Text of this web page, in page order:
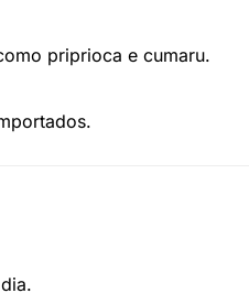
priprioca e cumaru.